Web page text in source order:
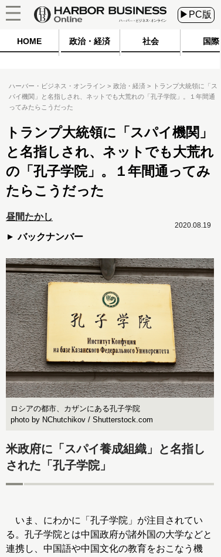
▶PC版
HOME 政治・経済 社会 国際
ハーバー・ビジネス・オンライン 政治・経済
トランプ大統領に「ス
パイ機関」と名指しされ、ネットでも大荒れの「孔子学院」。１年間通
ってみたらこうだった
トランプ大統領に「スパイ機関」
と名指しされ、ネットでも大荒れ
の「孔子学院」。１年間通ってみ
たらこうだった
昼間たかし
バックナンバー
2020.08.19
ロシアの都市、カザンにある孔子学院
photo by NChutchikov / Shutterstock.com
米政府に「スパイ養成組織」と名指し
された「孔子学院」
いま、にわかに「孔子学院」が注目されてい
る。孔子学院とは中国政府が諸外国の大学などと
連携し、中国語や中国文化の教育をおこなう機